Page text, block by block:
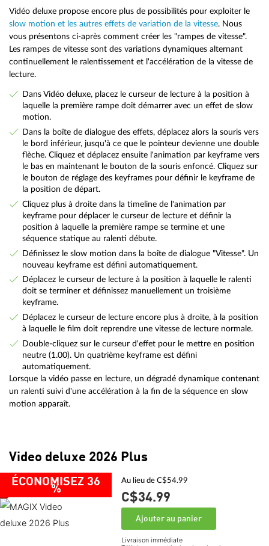
Vidéo deluxe propose encore plus de possibilités pour exploiter le
slow motion et les autres effets de variation de la vitesse. Nous
vous présentons ci-après comment créer les "rampes de vitesse".
Les rampes de vitesse sont des variations dynamiques alternant
continuellement le ralentissement et l'accélération de la vitesse de
lecture.
Dans Vidéo deluxe, placez le curseur de lecture à la position à
laquelle la première rampe doit démarrer avec un effet de slow
motion.
Dans la boîte de dialogue des effets, déplacez alors la souris vers
le bord inférieur, jusqu'à ce que le pointeur devienne une double
flèche. Cliquez et déplacez ensuite l'animation par keyframe vers
le bas en maintenant le bouton de la souris enfoncé. Cliquez sur
le bouton de réglage des keyframes pour définir le keyframe de
la position de départ.
Cliquez plus à droite dans la timeline de l'animation par
keyframe pour déplacer le curseur de lecture et définir la
position à laquelle la première rampe se termine et une
séquence statique au ralenti débute.
Définissez le slow motion dans la boîte de dialogue "Vitesse". Un
nouveau keyframe est défini automatiquement.
Déplacez le curseur de lecture à la position à laquelle le ralenti
doit se terminer et définissez manuellement un troisième
keyframe.
Déplacez le curseur de lecture encore plus à droite, à la position
à laquelle le film doit reprendre une vitesse de lecture normale.
Double-cliquez sur le curseur d'effet pour le mettre en position
neutre (1.00). Un quatrième keyframe est défini
automatiquement.
Lorsque la vidéo passe en lecture, un dégradé dynamique contenant
un ralenti suivi d'une accélération à la fin de la séquence en slow
motion apparaît.
Video deluxe 2026 Plus
ÉCONOMISEZ 36
%
Au lieu de C$54.99
C$34.99
Ajouter au panier
Livraison immédiate